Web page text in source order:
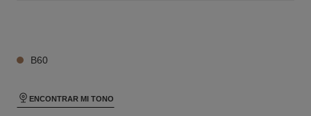
B60
ENCONTRAR MI TONO